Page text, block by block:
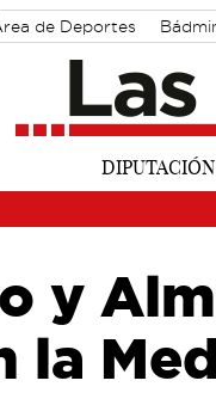
de Deportes
y
la